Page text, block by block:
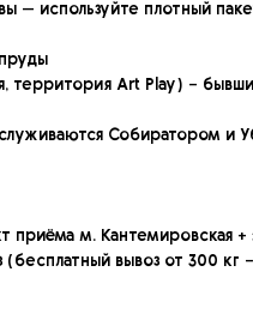
— используйте плотный
территория Art Play) –
Собиратором и
приёма м. Кантемировская +
вывоз от 300 кг